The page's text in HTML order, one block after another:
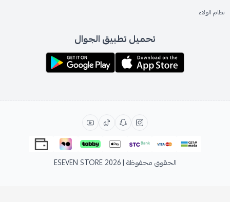
نظام الولاء
تحميل تطبيق الجوال
الحقوق محفوظة | 2026 ESEVEN STORE